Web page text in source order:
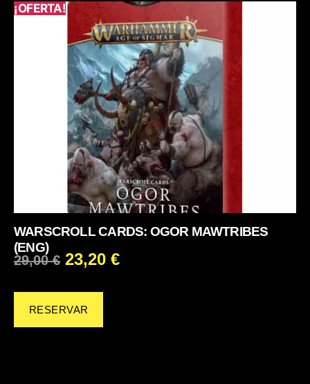
¡OFERTA!
WARSCROLL CARDS: OGOR MAWTRIBES
(ENG)
29,00€ 23,20 €
RESERVAR